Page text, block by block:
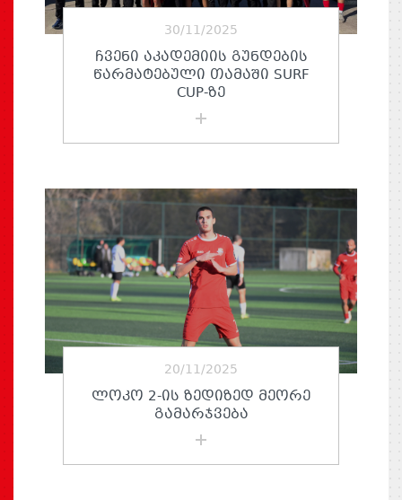
30/11/2025
ᲩᲕᲔᲜᲘ ᲐᲙᲐᲓᲔᲛᲘᲘᲡ ᲒᲣᲜᲓᲔᲑᲘᲡ
ᲬᲐᲠᲛᲐᲢᲔᲑᲣᲚᲘ ᲗᲐᲛᲐᲨᲘ SURF
CUP-ᲖᲔ
20/11/2025
ᲚᲝᲙᲝ 2-ᲘᲡ ᲖᲔᲓᲘᲖᲔᲓ ᲛᲔᲝᲠᲔ
ᲒᲐᲛᲐᲠᲯᲕᲔᲑᲐ